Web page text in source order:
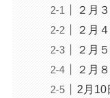
２月
２月
２月
２月
2月10